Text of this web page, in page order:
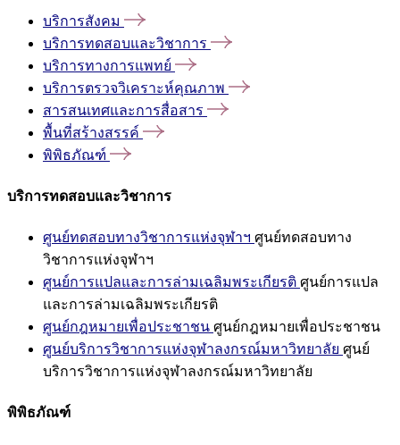
บริการสังคม
บริการทดสอบและวิชาการ
บริการทางการแพทย์
บริการตรวจวิเคราะห์คุณภาพ
สารสนเทศและการสื่อสาร
พื้นที่สร้างสรรค์
พิพิธภัณฑ์
บริการทดสอบและวิชาการ
ศูนย์ทดสอบทางวิชาการแห่งจุฬาฯ ศูนย์ทดสอบทาง
วิชาการแห่งจุฬาฯ
ศูนย์การแปลและการล่ามเฉลิมพระเกียรติ ศูนย์การแปล
และการล่ามเฉลิมพระเกียรติ
ศูนย์กฎหมายเพื่อประชาชน ศูนย์กฎหมายเพื่อประชาชน
ศูนย์บริการวิชาการแห่งจุฬาลงกรณ์มหาวิทยาลัย ศูนย์
บริการวิชาการแห่งจุฬาลงกรณ์มหาวิทยาลัย
พิพิธภัณฑ์